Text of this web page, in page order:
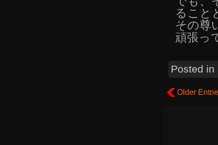
ること
その尊
頑張っ
Posted in
Older